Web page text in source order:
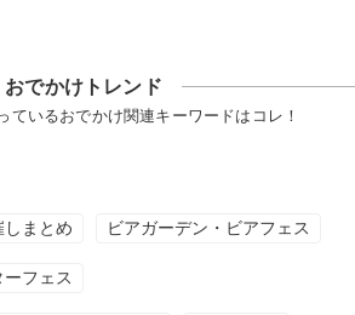
おでかけトレンド
ているおでかけ関連キーワードはコレ！
まとめ ビアガーデン・ビアフェス
フェス